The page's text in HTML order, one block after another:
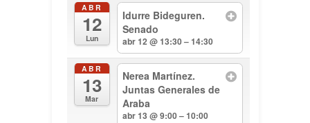
ABR
12
Lun
Idurre Bideguren.
Senado
abr 12 @ 13:30 – 14:30
ABR
13
Mar
Nerea Martínez.
Juntas Generales de
Araba
abr 13 @ 9:00 – 10:00